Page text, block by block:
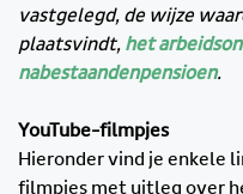
vastgelegd, de wijze
plaatsvindt, het
nabestaandenpensioen.
YouTube-filmpjes
Hieronder vind je enkele
filmpjes met uitleg over